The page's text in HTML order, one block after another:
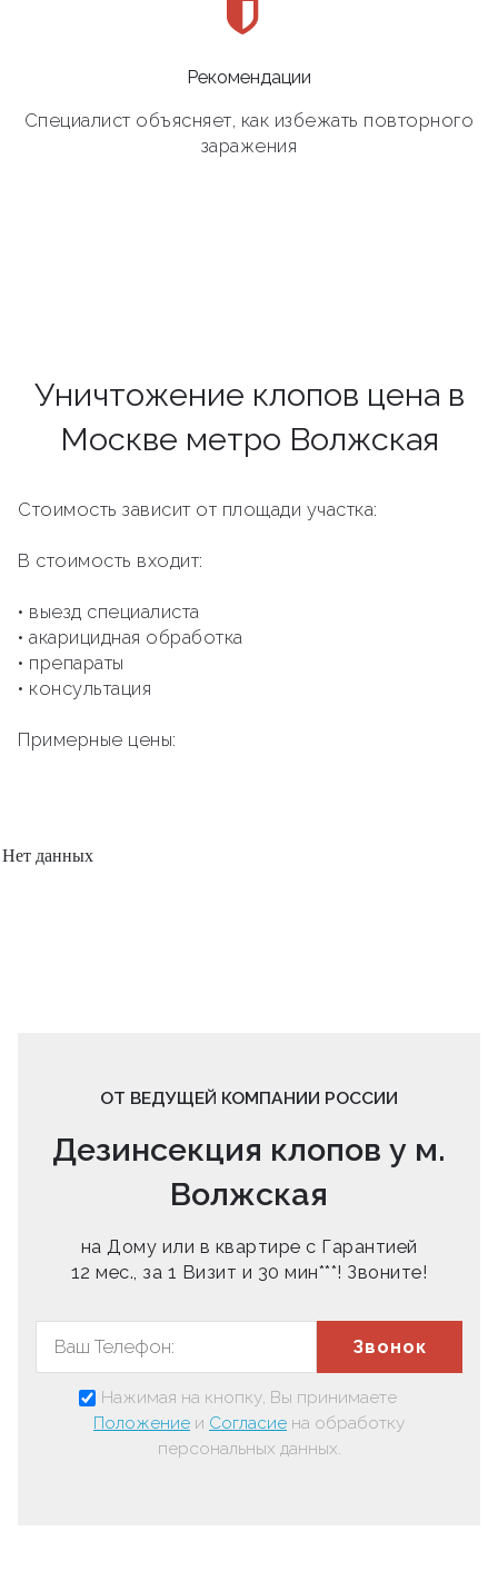
Рекомендации
Специалист объясняет, как избежать повторного
заражения
Уничтожение клопов цена в
Москве метро Волжская
Стоимость зависит от площади участка:
В стоимость входит:
• выезд специалиста
• акарицидная обработка
• препараты
• консультация
Примерные цены:
Нет данных
ОТ ВЕДУЩЕЙ КОМПАНИИ РОССИИ
Дезинсекция клопов у м.
Волжская
на Дому или в квартире с Гарантией
12 мес., за 1 Визит и 30 мин***! Звоните!
Звонок
Нажимая на кнопку, Вы принимаете
Положение и Согласие на обработку
персональных данных.